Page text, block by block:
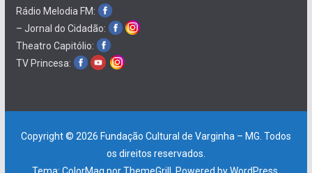
Rádio Melodia FM:
– Jornal do Cidadão:
Theatro Capitólio:
TV Princesa:
Copyright © 2026 Fundação Cultural de Varginha – MG . Todos
os direitos reservados.